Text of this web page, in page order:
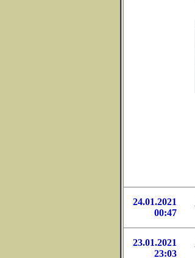
24.01.2021
00:47
23.01.2021
23:03